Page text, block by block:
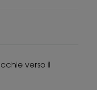
verso il